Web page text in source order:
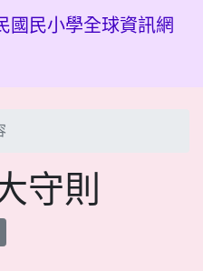
國民小學全球資訊網
守則